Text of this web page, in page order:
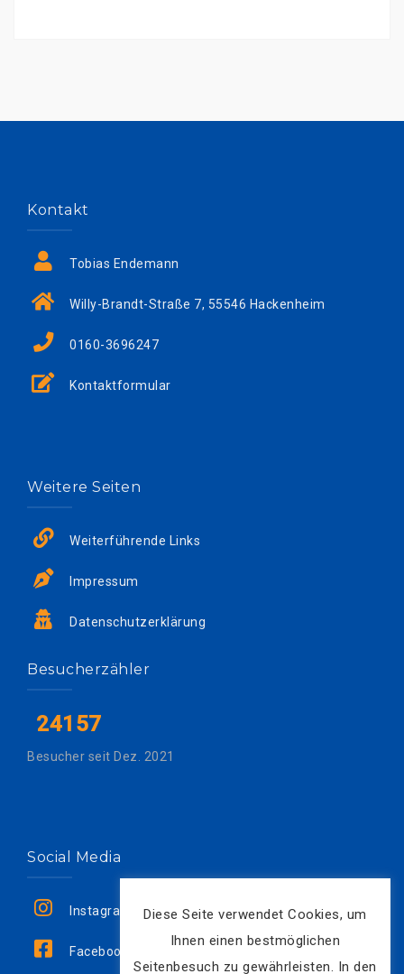
Kontakt
Tobias Endemann
Willy-Brandt-Straße 7, 55546 Hackenheim
0160-3696247
Kontaktformular
Weitere Seiten
Weiterführende Links
Impressum
Datenschutzerklärung
Besucherzähler
24157
Besucher seit Dez. 2021
Social Media
Instagram
Facebook
Diese Seite verwendet Cookies, um
Ihnen einen bestmöglichen
Seitenbesuch zu gewährleisten. In den